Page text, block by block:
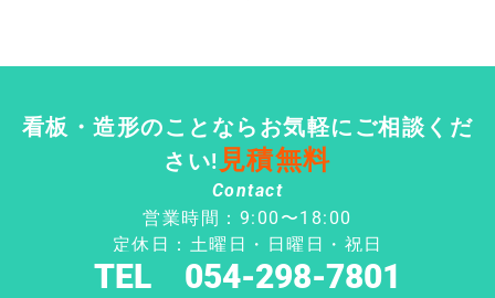
看板・造形のことならお気軽にご相談くだ
さい! 見積無料
Contact
営業時間：9:00〜18:00
定休日：土曜日・日曜日・祝日
TEL 054-298-7801